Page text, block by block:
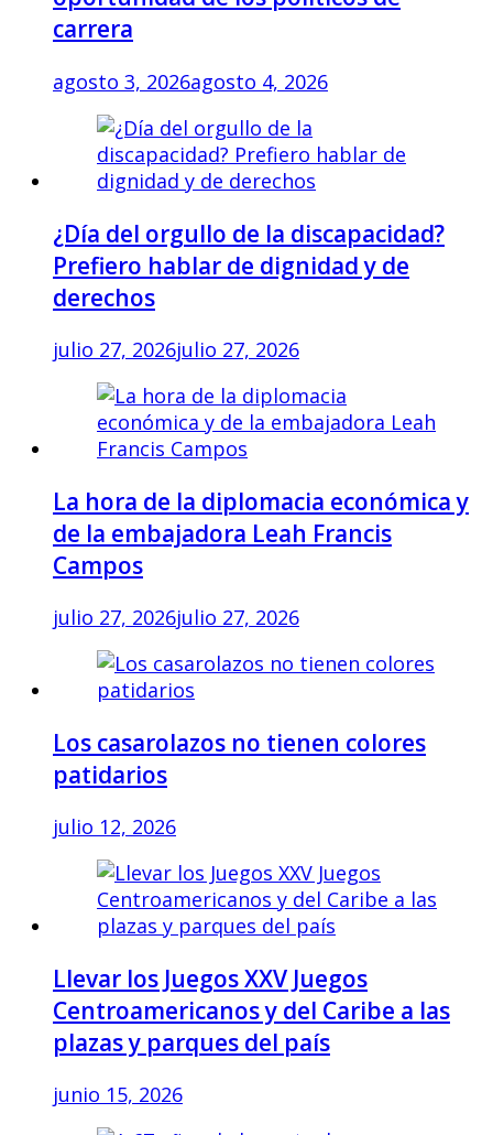
carrera
agosto 3, 2026agosto 4, 2026
¿Día del orgullo de la discapacidad?
Prefiero hablar de dignidad y de
derechos
julio 27, 2026julio 27, 2026
La hora de la diplomacia económica y
de la embajadora Leah Francis
Campos
julio 27, 2026julio 27, 2026
Los casarolazos no tienen colores
patidarios
julio 12, 2026
Llevar los Juegos XXV Juegos
Centroamericanos y del Caribe a las
plazas y parques del país
junio 15, 2026